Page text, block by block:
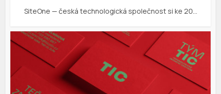
SiteOne — česká technologická společnost si ke 20…